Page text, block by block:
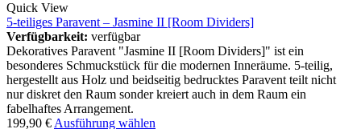
Quick View
5-teiliges Paravent – Jasmine II [Room Dividers]
Verfügbarkeit: verfügbar
Dekoratives Paravent "Jasmine II [Room Dividers]" ist ein
besonderes Schmuckstück für die modernen Inneräume. 5-teilig,
hergestellt aus Holz und beidseitig bedrucktes Paravent teilt nicht
nur diskret den Raum sonder kreiert auch in dem Raum ein
fabelhaftes Arrangement.
199,90 € Ausführung wählen